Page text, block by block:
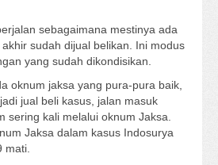
sebagaimana mestinya ada
sudah dijual belikan. Ini modus
yang sudah dikondisikan.
oknum jaksa yang pura-pura baik,
jual beli kasus, jalan masuk
sering kali melalui oknum Jaksa.
Jaksa dalam kasus Indosurya
mati.